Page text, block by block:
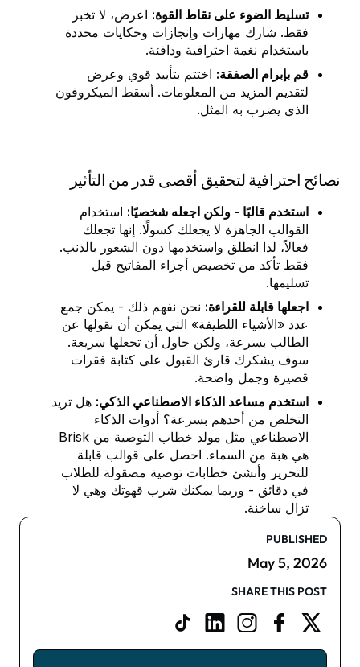
تسليط الضوء على نقاط القوة: اعرض، لا تخبر
فقط. شارك مهارات وإنجازات وحكايات محددة
باستخدام نغمة احترافية ودافئة.
قم بإبرام الصفقة: اختتم بتأييد قوي وعرض
لتقديم المزيد من المعلومات. أسقط الميكروفون
الذي يضرب به المثل.
نصائح احترافية لتحقيق أقصى قدر من التأثير
استخدم قالبًا - ولكن اجعله شخصيًا: استخدام
القوالب الجاهزة لا يجعلك كسولًا. إنها تجعلك
فعالاً، لذا انطلق واستخدمها دون الشعور بالذنب.
فقط تأكد من تخصيص أجزاء المفاتيح قبل
تسليمها.
اجعلها قابلة للقراءة: نحن نفهم ذلك - يمكن جمع
عدد «الأشياء اللطيفة» التي يمكن أن نقولها عن
الطالب بسرعة، ولكن حاول أن تجعلها سريعة.
سوف يشكرك قارئ القبول على كتابة فقرات
قصيرة وجمل واضحة.
استخدم مساعد الذكاء الاصطناعي الذكي: هل تريد
التخلص من أحدهم بسرعة؟ أدوات الذكاء
الاصطناعي مثل مولد خطاب التوصية من Brisk
هي هبة من السماء. احصل على قوالب قابلة
للتحرير وأنشئ خطابات توصية مصقولة للطلاب
في دقائق - وربما يمكنك شرب قهوتك وهي لا
تزال ساخنة.
PUBLISHED
May 5, 2026
SHARE THIS POST